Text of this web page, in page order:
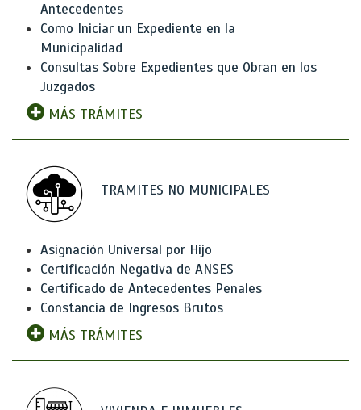
Antecedentes
Como Iniciar un Expediente en la
Municipalidad
Consultas Sobre Expedientes que Obran en los
Juzgados
MÁS TRÁMITES
TRAMITES NO MUNICIPALES
Asignación Universal por Hijo
Certificación Negativa de ANSES
Certificado de Antecedentes Penales
Constancia de Ingresos Brutos
MÁS TRÁMITES